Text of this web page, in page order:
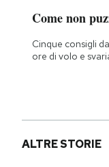
Come non
Cinque consigli
ore di volo e
ALTRE STORIE